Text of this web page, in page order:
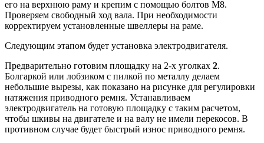
его на верхнюю раму и крепим с помощью болтов М8.
Проверяем свободный ход вала. При необходимости
корректируем установленные швеллеры на раме.
Следующим этапом будет установка электродвигателя.
Предварительно готовим площадку на 2-х уголках 2.
Болгаркой или лобзиком с пилкой по металлу делаем
небольшие вырезы, как показано на рисунке для регулировки
натяжения приводного ремня. Устанавливаем
электродвигатель на готовую площадку с таким расчетом,
чтобы шкивы на двигателе и на валу не имели перекосов. В
противном случае будет быстрый износ приводного ремня.